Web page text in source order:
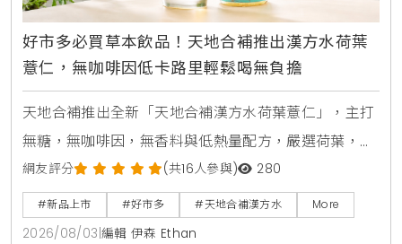
好市多必買草本飲品！天地合補推出漢方水荷葉
薏仁，無咖啡因低卡路里輕鬆喝無負擔
天地合補推出全新「天地合補漢方水荷葉薏仁」，主打
無糖，無咖啡因，無香料與低熱量配方，嚴選荷葉，薏
仁，山楂等草本素材，口感甘潤清爽。產品於2026年8
月上旬全台好市多Costco獨家上市，每箱24入售價
729元，提供日常輕鬆補水新選擇。
網友評分 (共16人參與) 280
#新品上市 #好市多 #天地合補漢方水 More
2026/08/03 編輯 伊森 Ethan